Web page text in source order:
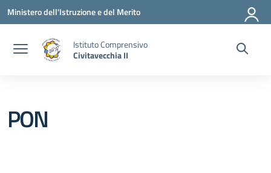
Vai ai contenuti
Vai al menu di navigazione
Vai al footer
Ministero dell'Istruzione e del Merito
Istituto Comprensivo
Civitavecchia II
PON